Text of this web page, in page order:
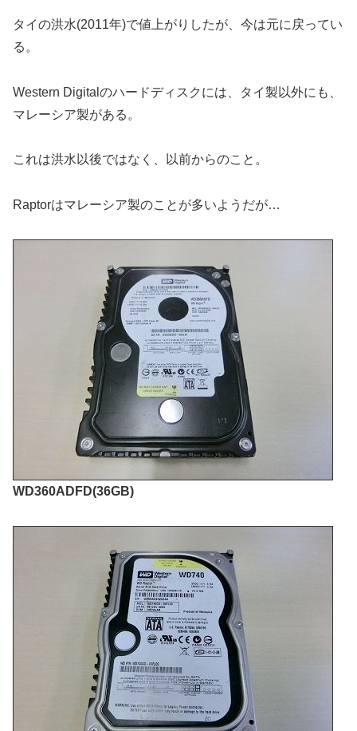
タイの洪水(2011年)で値上がりしたが、今は元に戻ってい
る。
Western Digitalのハードディスクには、タイ製以外にも、
マレーシア製がある。
これは洪水以後ではなく、以前からのこと。
Raptorはマレーシア製のことが多いようだが…
WD360ADFD(36GB)